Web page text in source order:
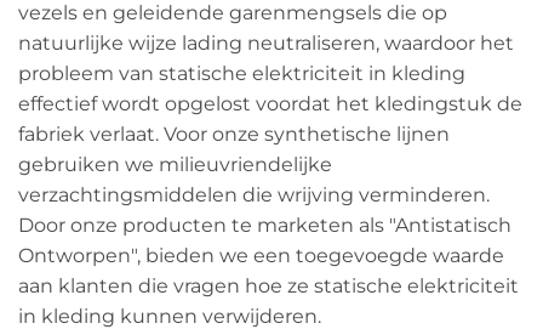
vezels en geleidende garenmengsels die op
natuurlijke wijze lading neutraliseren, waardoor het
probleem van statische elektriciteit in kleding
effectief wordt opgelost voordat het kledingstuk de
fabriek verlaat. Voor onze synthetische lijnen
gebruiken we milieuvriendelijke
verzachtingsmiddelen die wrijving verminderen.
Door onze producten te marketen als "Antistatisch
Ontworpen", bieden we een toegevoegde waarde
aan klanten die vragen hoe ze statische elektriciteit
in kleding kunnen verwijderen.